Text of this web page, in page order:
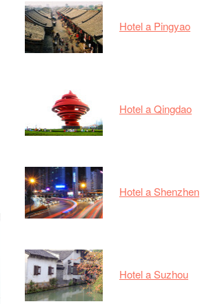
Hotel a Pingyao
Hotel a Qingdao
Hotel a Shenzhen
Hotel a Suzhou